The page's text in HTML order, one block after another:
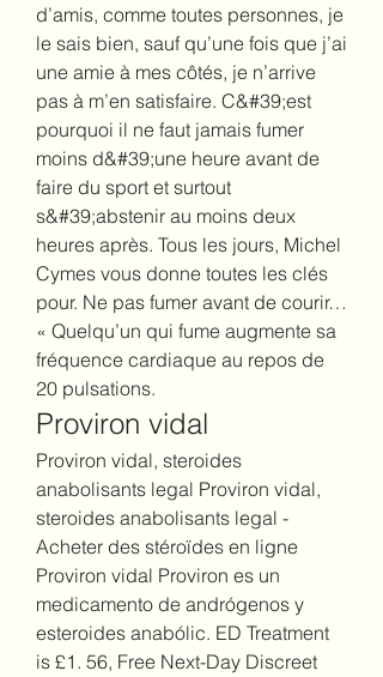
d’amis, comme toutes personnes, je
le sais bien, sauf qu’une fois que j’ai
une amie à mes côtés, je n’arrive
pas à m’en satisfaire. C&#39;est
pourquoi il ne faut jamais fumer
moins d&#39;une heure avant de
faire du sport et surtout
s&#39;abstenir au moins deux
heures après. Tous les jours, Michel
Cymes vous donne toutes les clés
pour. Ne pas fumer avant de courir…
« Quelqu’un qui fume augmente sa
fréquence cardiaque au repos de
20 pulsations.
Proviron vidal
Proviron vidal, steroides
anabolisants legal Proviron vidal,
steroides anabolisants legal -
Acheter des stéroïdes en ligne
Proviron vidal Proviron es un
medicamento de andrógenos y
esteroides anabólic. ED Treatment
is £1. 56, Free Next-Day Discreet